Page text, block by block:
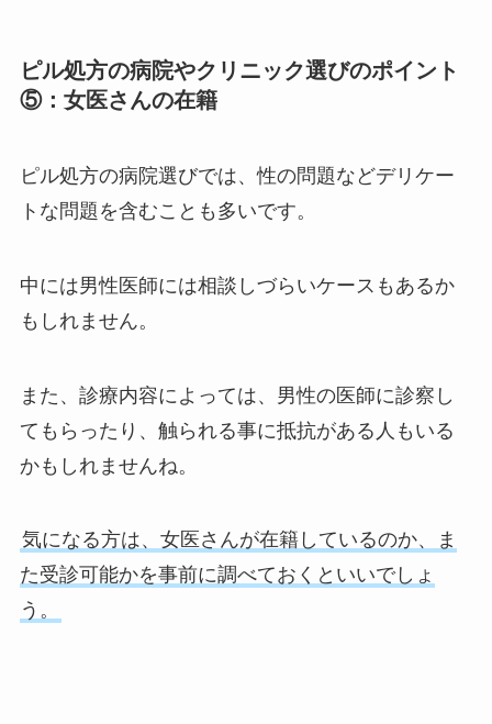
ピル処方の病院やクリニック選びのポイント
⑤：女医さんの在籍
ピル処方の病院選びでは、性の問題などデリケー
トな問題を含むことも多いです。
中には男性医師には相談しづらいケースもあるか
もしれません。
また、診療内容によっては、男性の医師に診察し
てもらったり、触られる事に抵抗がある人もいる
かもしれませんね。
気になる方は、女医さんが在籍しているのか、ま
た受診可能かを事前に調べておくといいでしょ
う。